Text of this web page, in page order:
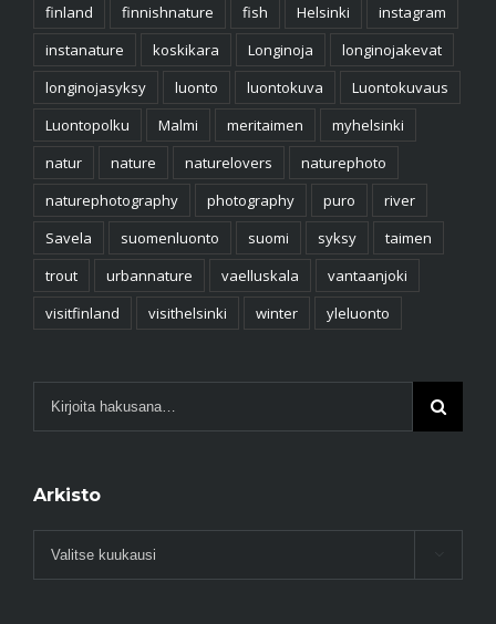
finland
finnishnature fish Helsinki
instagram
instanature
koskikara Longinoja
longinojakevat
longinojasyksy
luonto luontokuva
Luontokuvaus
Luontopolku
Malmi meritaimen
myhelsinki
natur
nature naturelovers
naturephoto
naturephotography
photography puro
river
Savela
suomenluonto suomi syksy
taimen
trout
urbannature vaelluskala
vantaanjoki
visitfinland
visithelsinki winter yleluonto
Arkisto
Arkisto